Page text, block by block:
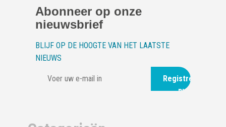
Abonneer op onze
nieuwsbrief
BLIJF OP DE HOOGTE VAN HET LAATSTE
NIEUWS
Registreer
nu